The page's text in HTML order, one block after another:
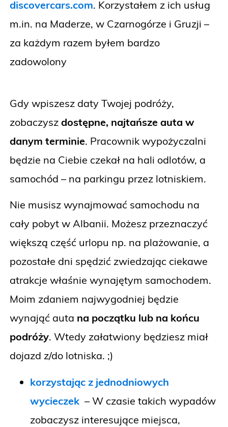
discovercars.com. Korzystałem z ich usług
m.in. na Maderze, w Czarnogórze i Gruzji –
za każdym razem byłem bardzo
zadowolony
Gdy wpiszesz daty Twojej podróży,
zobaczysz dostępne, najtańsze auta w
danym terminie. Pracownik wypożyczalni
będzie na Ciebie czekał na hali odlotów, a
samochód – na parkingu przez lotniskiem.
Nie musisz wynajmować samochodu na
cały pobyt w Albanii. Możesz przeznaczyć
większą część urlopu np. na plażowanie, a
pozostałe dni spędzić zwiedzając ciekawe
atrakcje właśnie wynajętym samochodem.
Moim zdaniem najwygodniej będzie
wynająć auta na początku lub na końcu
podróży. Wtedy załatwiony będziesz miał
dojazd z/do lotniska. ;)
korzystając z jednodniowych
wycieczek – W czasie takich wypadów
zobaczysz interesujące miejsca,